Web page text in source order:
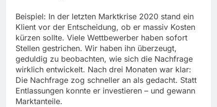
Beispiel: In der letzten Marktkrise 2020 stand ein
Klient vor der Entscheidung, ob er massiv Kosten
kürzen sollte. Viele Wettbewerber haben sofort
Stellen gestrichen. Wir haben ihn überzeugt,
geduldig zu beobachten, wie sich die Nachfrage
wirklich entwickelt. Nach drei Monaten war klar:
Die Nachfrage zog schneller an als gedacht. Statt
Entlassungen konnte er investieren – und gewann
Marktanteile.